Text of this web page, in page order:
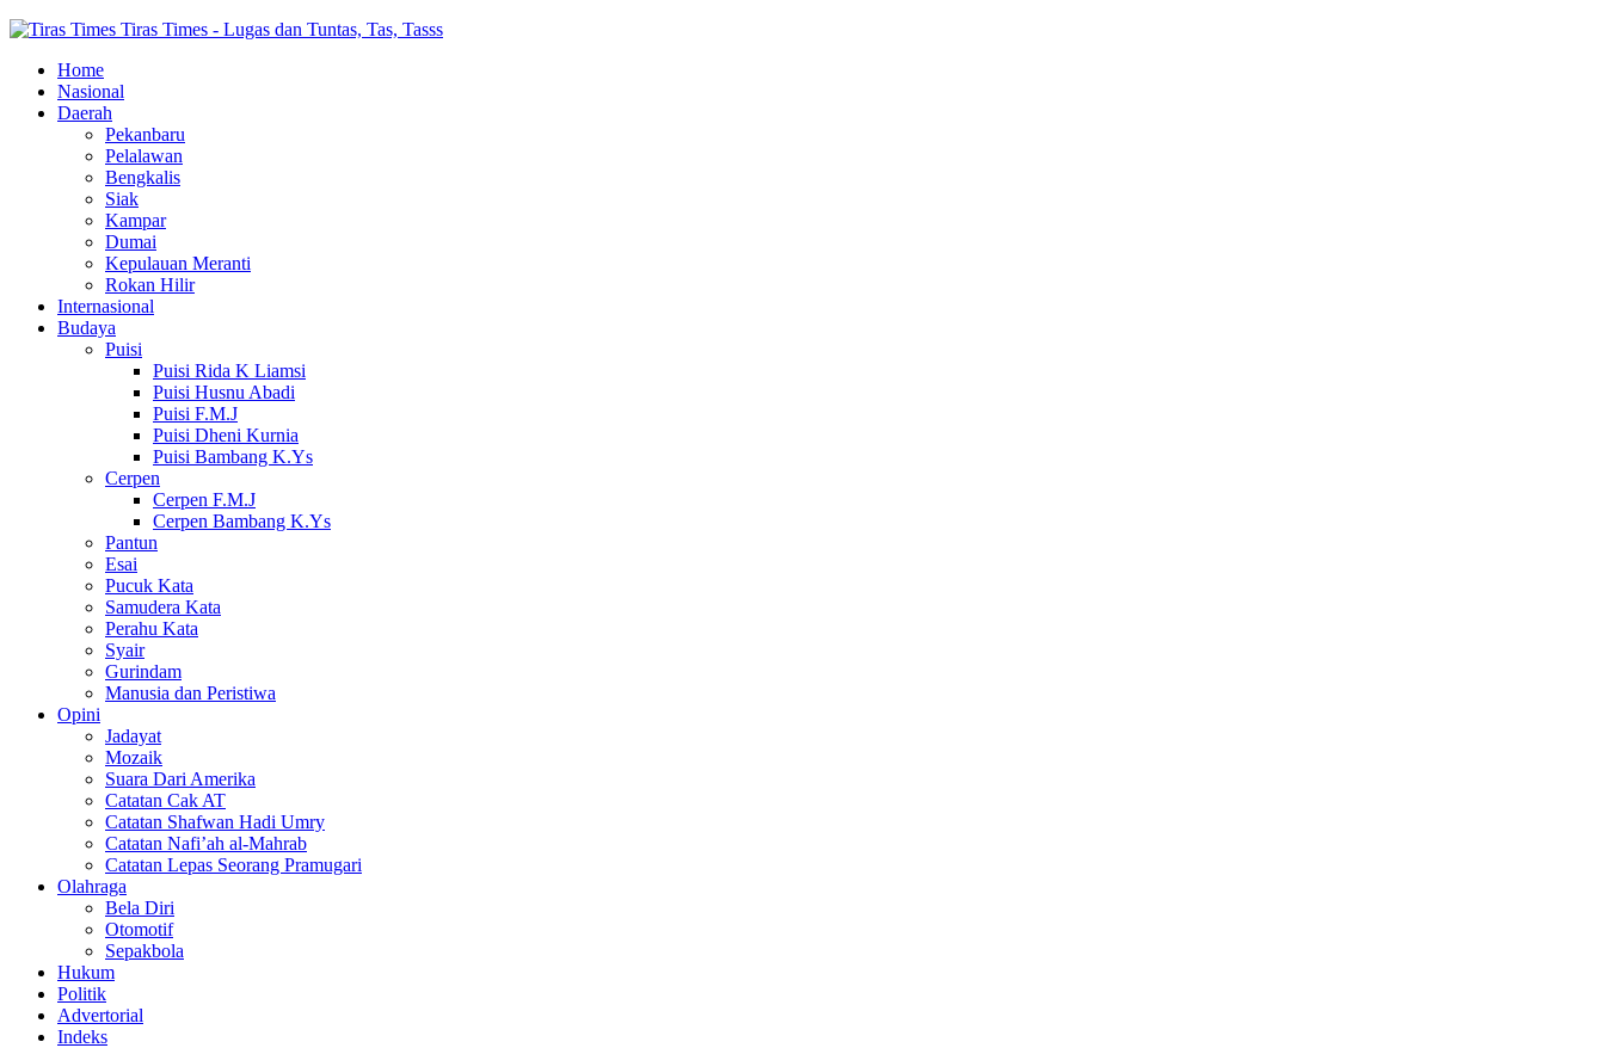
Tiras Times - Lugas dan Tuntas, Tas, Tasss
Home
Nasional
Daerah
Pekanbaru
Pelalawan
Bengkalis
Siak
Kampar
Dumai
Kepulauan Meranti
Rokan Hilir
Internasional
Budaya
Puisi
Puisi Rida K Liamsi
Puisi Husnu Abadi
Puisi F.M.J
Puisi Dheni Kurnia
Puisi Bambang K.Ys
Cerpen
Cerpen F.M.J
Cerpen Bambang K.Ys
Pantun
Esai
Pucuk Kata
Samudera Kata
Perahu Kata
Syair
Gurindam
Manusia dan Peristiwa
Opini
Jadayat
Mozaik
Suara Dari Amerika
Catatan Cak AT
Catatan Shafwan Hadi Umry
Catatan Nafi’ah al-Mahrab
Catatan Lepas Seorang Pramugari
Olahraga
Bela Diri
Otomotif
Sepakbola
Hukum
Politik
Advertorial
Indeks